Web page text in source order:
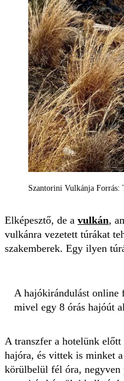
Szantorini Vulkánja Forrás:
Elképesztő, de a vulkán,
vulkánra vezetett túrákat
szakemberek. Egy ilyen
A hajókirándulást online
mivel egy 8 órás hajóút
A transzfer a hotelünk
hajóra, és vittek is minket
körülbelül fél óra, negyven